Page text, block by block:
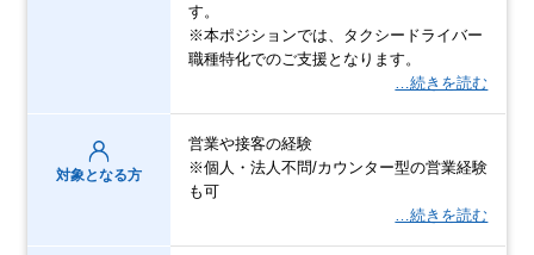
す。
※本ポジションでは、タクシードライバー
職種特化でのご支援となります。
…続きを読む
対象となる方
営業や接客の経験
※個人・法人不問/カウンター型の営業経験
も可
…続きを読む